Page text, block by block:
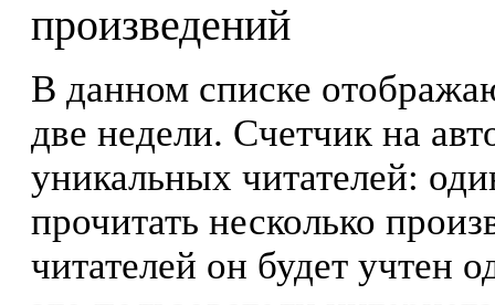
произведений
В данном списке
две недели. Счетчик на
уникальных читателей:
прочитать несколько
читателей он будет учтен